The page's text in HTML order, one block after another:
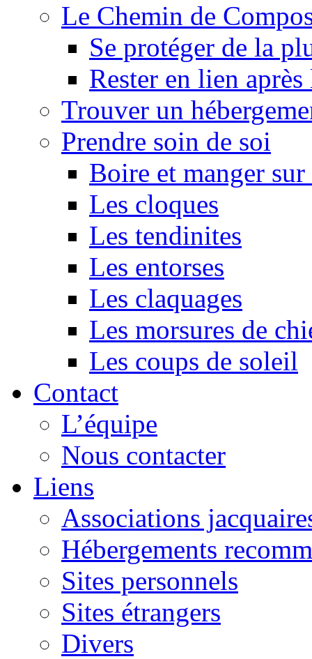
Le Chemin de
Se protéger de la
Rester en lien
Trouver un
Prendre soin de soi
Boire et manger
Les cloques
Les tendinites
Les entorses
Les claquages
Les morsures de
Les coups de soleil
Contact
L’équipe
Nous contacter
Liens
Associations
Hébergements
Sites personnels
Sites étrangers
Divers